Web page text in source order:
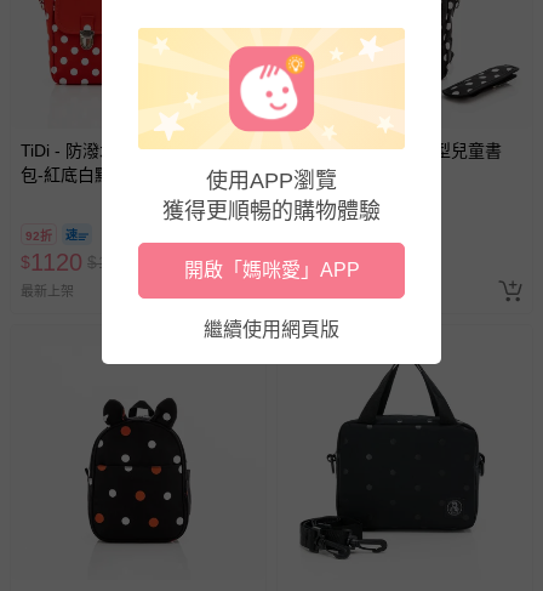
TiDi - 防潑水法式方型兒童書
包-紅底白點
92折
$1120 $1220
最新上架
TiDi - 防潑水法式方型兒童書
包-黑底白點
$1120 $
使用APP瀏覽
獲得更順暢的購物體驗
開啟「媽咪愛」APP
繼續使用網頁版